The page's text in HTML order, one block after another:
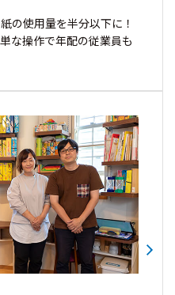
の使用量を半分以下に！
な操作で年配の従業員も